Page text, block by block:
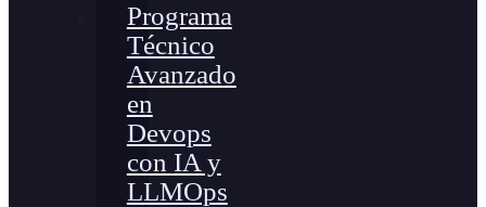
Programa
Técnico
Avanzado
en
Devops
con IA y
LLMOps